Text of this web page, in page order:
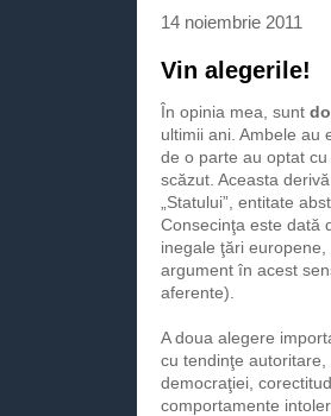
14 noiembrie 2011
Vin alegerile!
În opinia mea, sunt
ultimii ani. Ambele au
de o parte au optat
scăzut. Aceasta
„Statului”, entitate
Consecinţa este dată
inegale ţări
argument în acest
aferente).
A doua alegere
cu tendinţe
democraţiei,
comportamente